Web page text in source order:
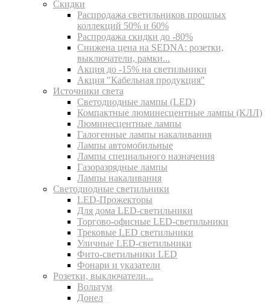
Скидки
Распродажа светильников прошлых
коллекций 50% и 60%
Распродажа скидки до -80%
Cнижена цена на SEDNA: розетки,
выключатели, рамки...
Акция до -15% на светильники
Акция "Кабельная продукция"
Источники света
Светодиодные лампы (LED)
Компактные люминесцентные лампы (КЛЛ)
Люминесцентные лампы
Галогенные лампы накаливания
Лампы автомобильные
Лампы специального назначения
Газоразрядные лампы
Лампы накаливания
Светодиодные светильники
LED-Прожекторы
Для дома LED-светильники
Торгово-офисные LED-светильники
Трековые LED светильники
Уличные LED-светильники
Фито-светильники LED
Фонари и указатели
Розетки, выключатели...
Вольтум
Донел